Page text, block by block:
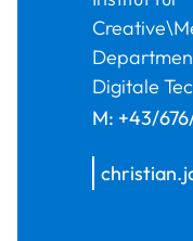
Digitale
M: +43/